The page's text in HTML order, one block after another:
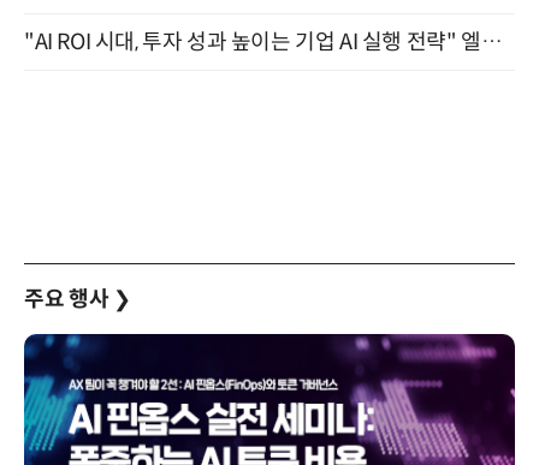
"AI ROI 시대, 투자 성과 높이는 기업 AI 실행 전략" 엘타워 6층 (9월 18일)
주요 행사 ❯